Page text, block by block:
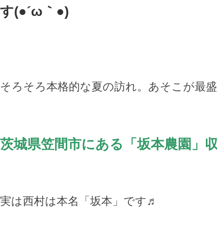
す(●´ω｀●)ゞ
そろそろ本格的な夏の訪れ。あそこが最
茨城県笠間市にある「坂本農園」
実は西村は本名「坂本」です♬